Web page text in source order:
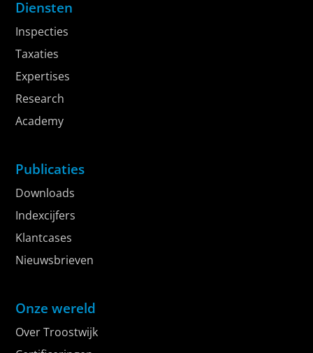
Diensten
Inspecties
Taxaties
Expertises
Research
Academy
Publicaties
Downloads
Indexcijfers
Klantcases
Nieuwsbrieven
Onze wereld
Over Troostwijk